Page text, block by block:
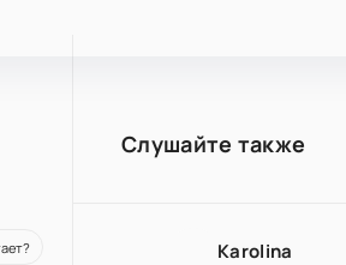
Слушайте также
Karolina